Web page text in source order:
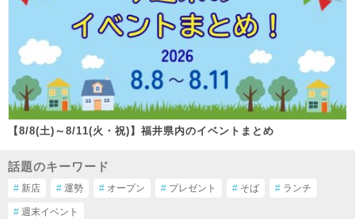
【8/8(土)～8/11(火・祝)】福井県内のイベントまとめ
話題のキーワード
# 新店 # 運勢 # オープン # プレゼント # そば # ランチ
# 週末イベント